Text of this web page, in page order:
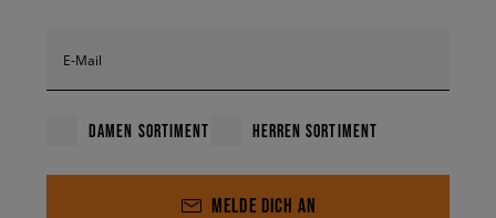
E-Mail
DAMEN SORTIMENT HERREN SORTIMENT
MELDE DICH AN